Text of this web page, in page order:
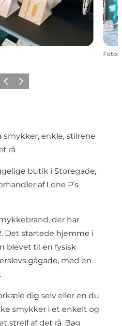
Foto:
ForrigeNæste
smykker, enkle, stilrene
rå
butik i Storegade,
af Lone P’s
der har
Det startede hjemme i
blevet til en fysisk
gågade, med en
dig selv eller en du
smykker i et enkelt og
strejf af det rå. Bag